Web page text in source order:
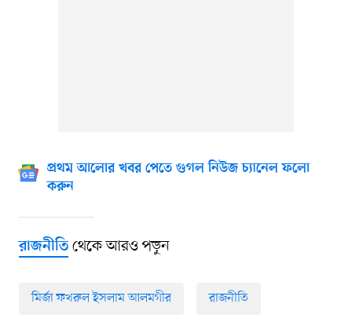
প্রথম আলোর খবর পেতে গুগল নিউজ চ্যানেল ফলো
করুন
রাজনীতিথেকে আরও পড়ুন
মির্জা ফখরুল ইসলাম আলমগীর রাজনীতি